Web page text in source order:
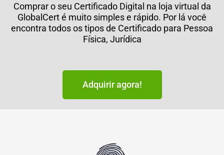
Comprar o seu Certificado Digital na loja virtual da
GlobalCert é muito simples e rápido. Por lá você
encontra todos os tipos de Certificado para Pessoa
Física, Jurídica
Adquirir agora!